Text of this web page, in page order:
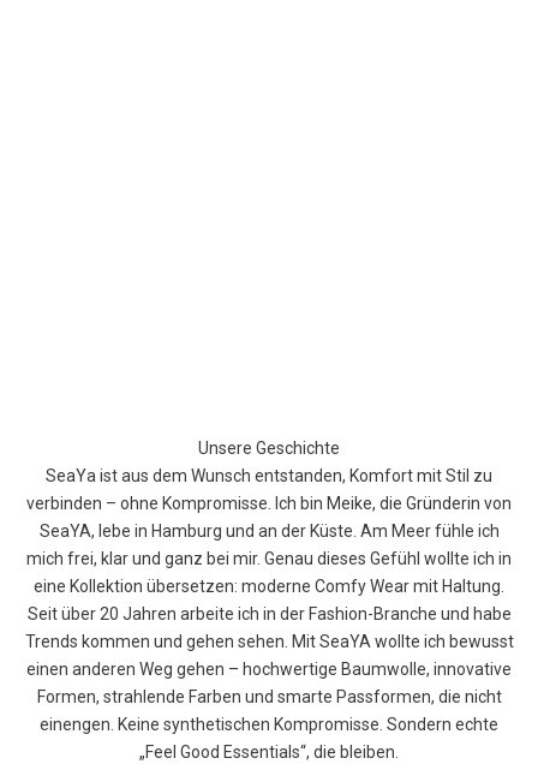
Unsere Geschichte
SeaYa ist aus dem Wunsch entstanden, Komfort mit Stil zu
verbinden – ohne Kompromisse. Ich bin Meike, die Gründerin von
SeaYA, lebe in Hamburg und an der Küste. Am Meer fühle ich
mich frei, klar und ganz bei mir. Genau dieses Gefühl wollte ich in
eine Kollektion übersetzen: moderne Comfy Wear mit Haltung.
Seit über 20 Jahren arbeite ich in der Fashion-Branche und habe
Trends kommen und gehen sehen. Mit SeaYA wollte ich bewusst
einen anderen Weg gehen – hochwertige Baumwolle, innovative
Formen, strahlende Farben und smarte Passformen, die nicht
einengen. Keine synthetischen Kompromisse. Sondern echte
„Feel Good Essentials“, die bleiben.